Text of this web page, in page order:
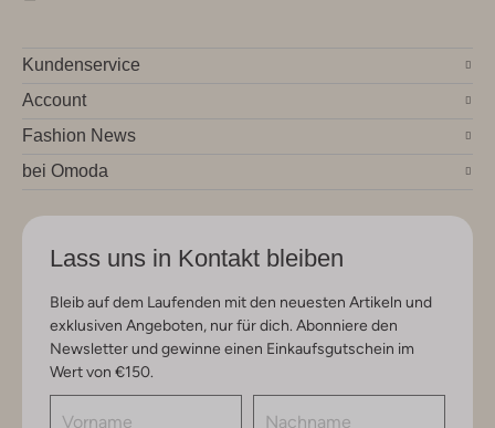
Kundenservice
Account
Fashion News
bei Omoda
Lass uns in Kontakt bleiben
Bleib auf dem Laufenden mit den neuesten Artikeln und
exklusiven Angeboten, nur für dich. Abonniere den
Newsletter und gewinne einen Einkaufsgutschein im
Wert von €150.